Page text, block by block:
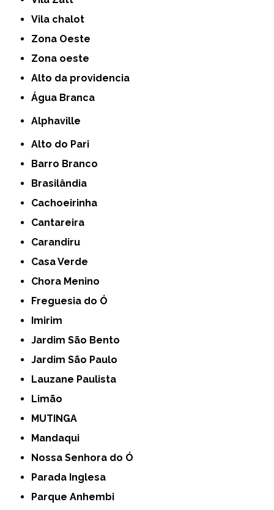
Vila chalot
Zona Oeste
Zona oeste
alto da providencia
Água Branca
Alphaville
Alto do Pari
Barro Branco
Brasilândia
Cachoeirinha
Cantareira
Carandiru
Casa Verde
Chora Menino
Freguesia do Ó
Imirim
Jardim São Bento
Jardim São Paulo
Lauzane Paulista
Limão
MUTINGA
Mandaqui
Nossa Senhora do Ó
Parada Inglesa
Parque Anhembi